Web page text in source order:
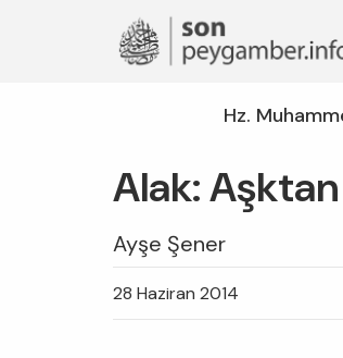
Hz.
Alak:
Ayşe Şener
28 Haziran 2014